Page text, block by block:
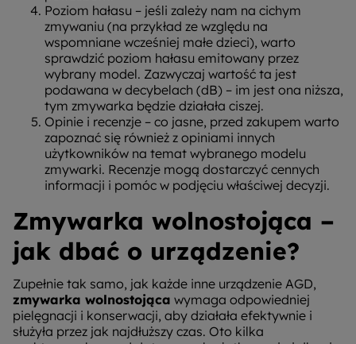
Poziom hałasu – jeśli zależy nam na cichym
zmywaniu (na przykład ze względu na
wspomniane wcześniej małe dzieci), warto
sprawdzić poziom hałasu emitowany przez
wybrany model. Zazwyczaj wartość ta jest
podawana w decybelach (dB) – im jest ona niższa,
tym zmywarka będzie działała ciszej.
Opinie i recenzje – co jasne, przed zakupem warto
zapoznać się również z opiniami innych
użytkowników na temat wybranego modelu
zmywarki. Recenzje mogą dostarczyć cennych
informacji i pomóc w podjęciu właściwej decyzji.
Zmywarka wolnostojąca –
jak dbać o urządzenie?
Zupełnie tak samo, jak każde inne urządzenie AGD,
zmywarka wolnostojąca wymaga odpowiedniej
pielęgnacji i konserwacji, aby działała efektywnie i
służyła przez jak najdłuższy czas. Oto kilka